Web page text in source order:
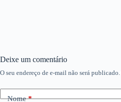
Deixe um comentário
O seu endereço de e-mail não será publicado.
Nome*